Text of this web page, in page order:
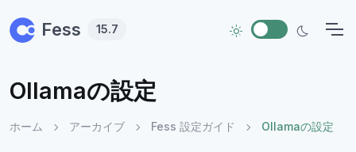
Fess 15.7
Ollamaの設定
ホーム アーカイブ Fess 設定ガイド Ollamaの設定